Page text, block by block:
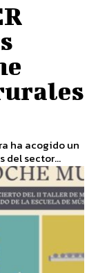
ha acogido un
del sector...